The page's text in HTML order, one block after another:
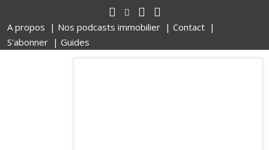
A propos | Nos podcasts immobilier | Contact |
S'abonner | Guides